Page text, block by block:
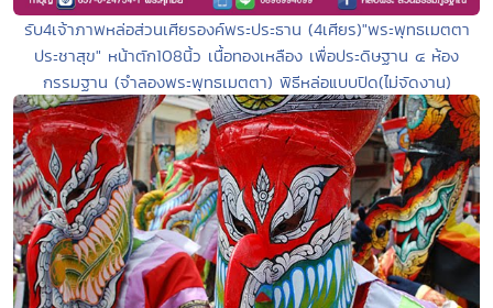
รับ4เจ้าภาพหล่อส่วนเศียรองค์พระประธาน (4เศียร)"พระพุทธเมตตา
ประชาสุข" หน้าตัก108นิ้ว เนื้อทองเหลือง เพื่อประดิษฐาน ๔ ห้อง
กรรมฐาน (จำลองพระพุทธเมตตา) พิธีหล่อแบบปิด(ไม่จัดงาน)